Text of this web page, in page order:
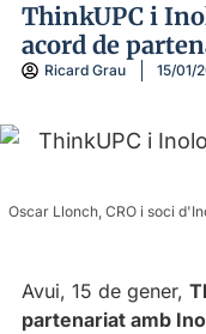
ThinkUPC i
acord de
Ricard Grau 15/01/
Oscar Llonch, CRO i soci
Avui, 15 de gener,
partenariat amb